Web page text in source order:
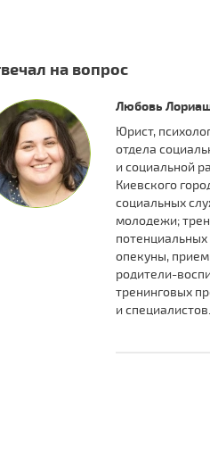
на вопрос
Любовь
Юрист,
отдела
и социальной
Киевского
социальных
молодежи;
опекуны,
родители-
тренинговых
и специалистов.